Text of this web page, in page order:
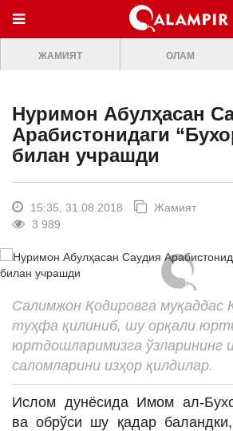
МЕНЮ
ONLINE TV
ЖАМИЯТ
ОЛАМ
ШОУ-БИЗНЕС
Премьера
Клип
Кино
Театр
ИНТЕРВЬЮ
ЛОЙИҲАЛАР
Таҳлил
ЖАМИЯТ ОЛАМ
Нуримон Абулҳасан
Арабистонидаги
билан учрашди
15:35, 31.08.2018
Жамият
3 989
Салимжон Қодировга муқаддас
туҳфа қилиниб, шу орқали
юртдошларимизга ўзларининг
саломларини изҳор қилдилар.
Ислом дунёсида Имом ал-
ва обрўси шу қадар баландки,